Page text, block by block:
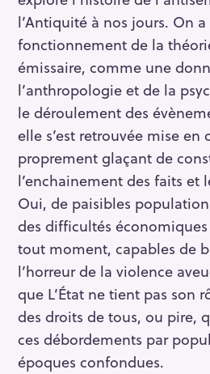
l’Antiquité à nos jours. On
fonctionnement de la
émissaire, comme une
l’anthropologie et de la
le déroulement des
elle s’est retrouvée mise en
proprement glaçant de
l’enchainement des faits et
Oui, de paisibles
des difficultés
tout moment, capables de
l’horreur de la violence
que L’État ne tient pas son
des droits de tous, ou pire,
ces débordements par
époques confondues.